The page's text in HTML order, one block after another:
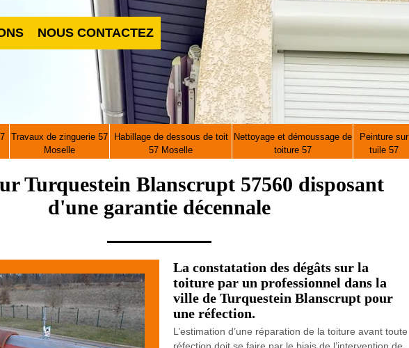
NOUS CONTACTEZ
Travaux de zinguerie 57
Moselle
Habillage de dessous de toit
57 Moselle
Nettoyage et démoussage de
toiture 57
Peinture sur
tuile 57
Turquestein Blanscrupt 57560 disposant
d'une garantie décennale
La constatation des dégâts sur la
toiture par un professionnel dans la
ville de Turquestein Blanscrupt pour
une réfection.
L’estimation d’une réparation de la toiture avant toute